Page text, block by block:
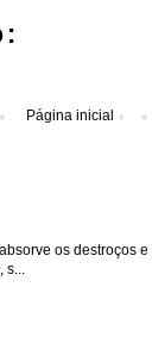
Página inicial
os destroços
s...